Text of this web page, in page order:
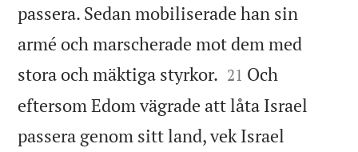
passera. Sedan mobiliserade han sin
armé och marscherade mot dem med
stora och mäktiga styrkor. 

21 Och
eftersom Edom vägrade att låta Israel
passera genom sitt land, vek Israel